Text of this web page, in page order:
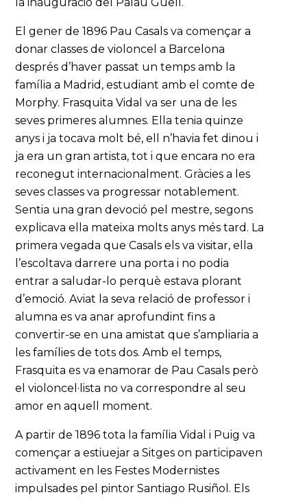
El gener de 1896 Pau Casals va començar a
donar classes de violoncel a Barcelona
després d’haver passat un temps amb la
família a Madrid, estudiant amb el comte de
Morphy. Frasquita Vidal va ser una de les
seves primeres alumnes. Ella tenia quinze
anys i ja tocava molt bé, ell n’havia fet dinou i
ja era un gran artista, tot i que encara no era
reconegut internacionalment. Gràcies a les
seves classes va progressar notablement.
Sentia una gran devoció pel mestre, segons
explicava ella mateixa molts anys més tard. La
primera vegada que Casals els va visitar, ella
l’escoltava darrere una porta i no podia
entrar a saludar-lo perquè estava plorant
d’emoció. Aviat la seva relació de professor i
alumna es va anar aprofundint fins a
convertir-se en una amistat que s’ampliaria a
les famílies de tots dos. Amb el temps,
Frasquita es va enamorar de Pau Casals però
el violoncel·lista no va correspondre al seu
amor en aquell moment.
A partir de 1896 tota la família Vidal i Puig va
començar a estiuejar a Sitges on participaven
activament en les Festes Modernistes
impulsades pel pintor Santiago Rusiñol. Els